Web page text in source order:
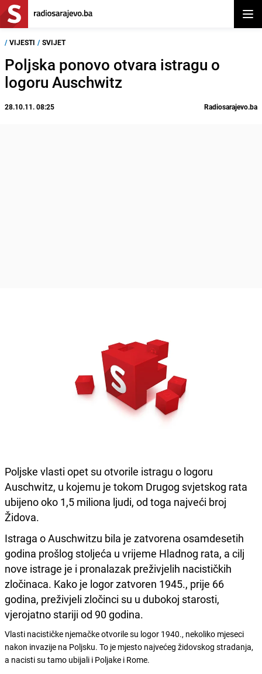
/ VIJESTI / SVIJET
Poljska ponovo otvara istragu o
logoru Auschwitz
28.10.11. 08:25 Radiosarajevo.ba
Poljske vlasti opet su otvorile istragu o logoru
Auschwitz, u kojemu je tokom Drugog svjetskog rata
ubijeno oko 1,5 miliona ljudi, od toga najveći broj
Židova.
Istraga o Auschwitzu bila je zatvorena osamdesetih
godina prošlog stoljeća u vrijeme Hladnog rata, a cilj
nove istrage je i pronalazak preživjelih nacističkih
zločinaca. Kako je logor zatvoren 1945., prije 66
godina, preživjeli zločinci su u dubokoj starosti,
vjerojatno stariji od 90 godina.
Vlasti nacističke njemačke otvorile su logor 1940., nekoliko mjeseci
nakon invazije na Poljsku. To je mjesto najvećeg židovskog stradanja,
a nacisti su tamo ubijali i Poljake i Rome.